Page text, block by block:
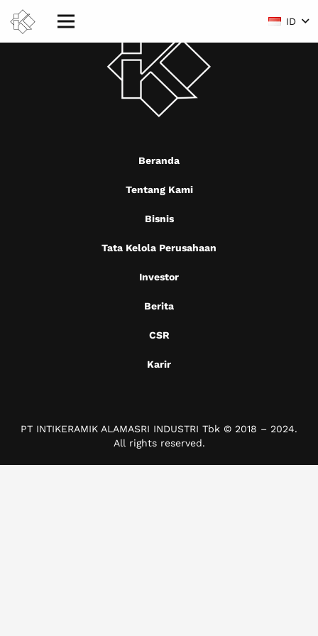
ID
Beranda
Tentang Kami
Bisnis
Tata Kelola Perusahaan
Investor
Berita
CSR
Karir
PT INTIKERAMIK ALAMASRI INDUSTRI Tbk © 2018 – 2024.
All rights reserved.